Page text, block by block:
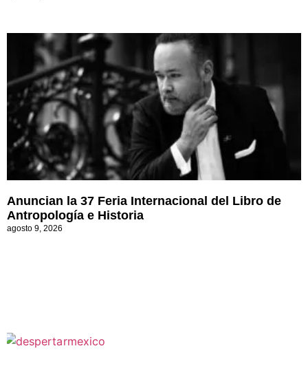
Anuncian la 37 Feria Internacional del Libro de
Antropología e Historia
agosto 9, 2026